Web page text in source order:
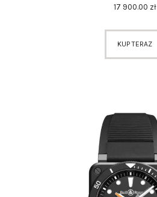
17 900.00 zł
KUP TERAZ